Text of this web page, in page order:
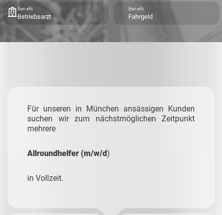
Benefit
Betriebsarzt
Benefit
Fahrgeld
Für unseren in München ansässigen Kunden
suchen wir zum nächstmöglichen Zeitpunkt
mehrere
Allroundhelfer (m/w/d)
in Vollzeit.